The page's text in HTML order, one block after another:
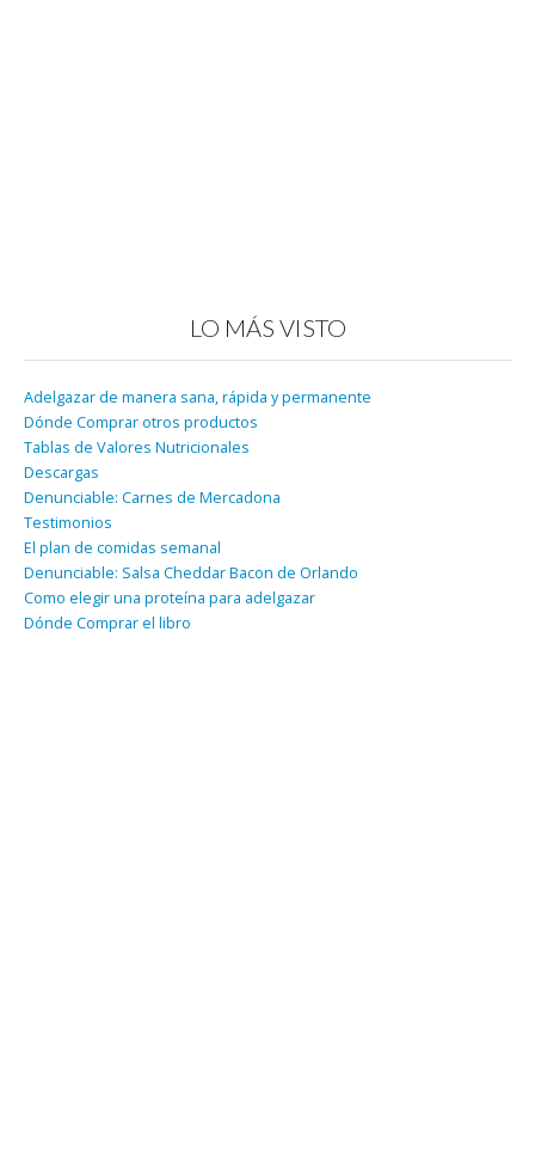
LO MÁS VISTO
Adelgazar de manera sana, rápida y permanente
Dónde Comprar otros productos
Tablas de Valores Nutricionales
Descargas
Denunciable: Carnes de Mercadona
Testimonios
El plan de comidas semanal
Denunciable: Salsa Cheddar Bacon de Orlando
Como elegir una proteína para adelgazar
Dónde Comprar el libro